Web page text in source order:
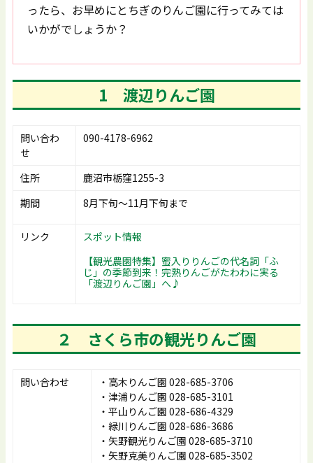
ったら、お早めにとちぎのりんご園に行ってみては
いかがでしょうか？
1 渡辺りんご園
問い合わ
せ
090-4178-6962
住所
鹿沼市栃窪1255-3
期間
8月下旬～11月下旬まで
リンク
スポット情報
【観光農園特集】蜜入りりんごの代名詞「ふ
じ」の季節到来！完熟りんごがたわわに実る
「渡辺りんご園」へ♪
２ さくら市の観光りんご園
問い合わせ
・高木りんご園 028-685-3706
・津浦りんご園 028-685-3101
・平山りんご園 028-686-4329
・緑川りんご園 028-686-3686
・矢野観光りんご園 028-685-3710
・矢野克美りんご園 028-685-3502